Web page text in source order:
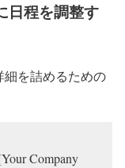
日程を調整す
を詰めるための
Company